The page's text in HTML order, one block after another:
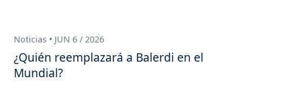
Noticias • JUN 6 / 2026
¿Quién reemplazará a Balerdi en el
Mundial?